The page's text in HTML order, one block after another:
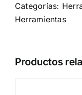
Categorías:
Herramientas
Productos